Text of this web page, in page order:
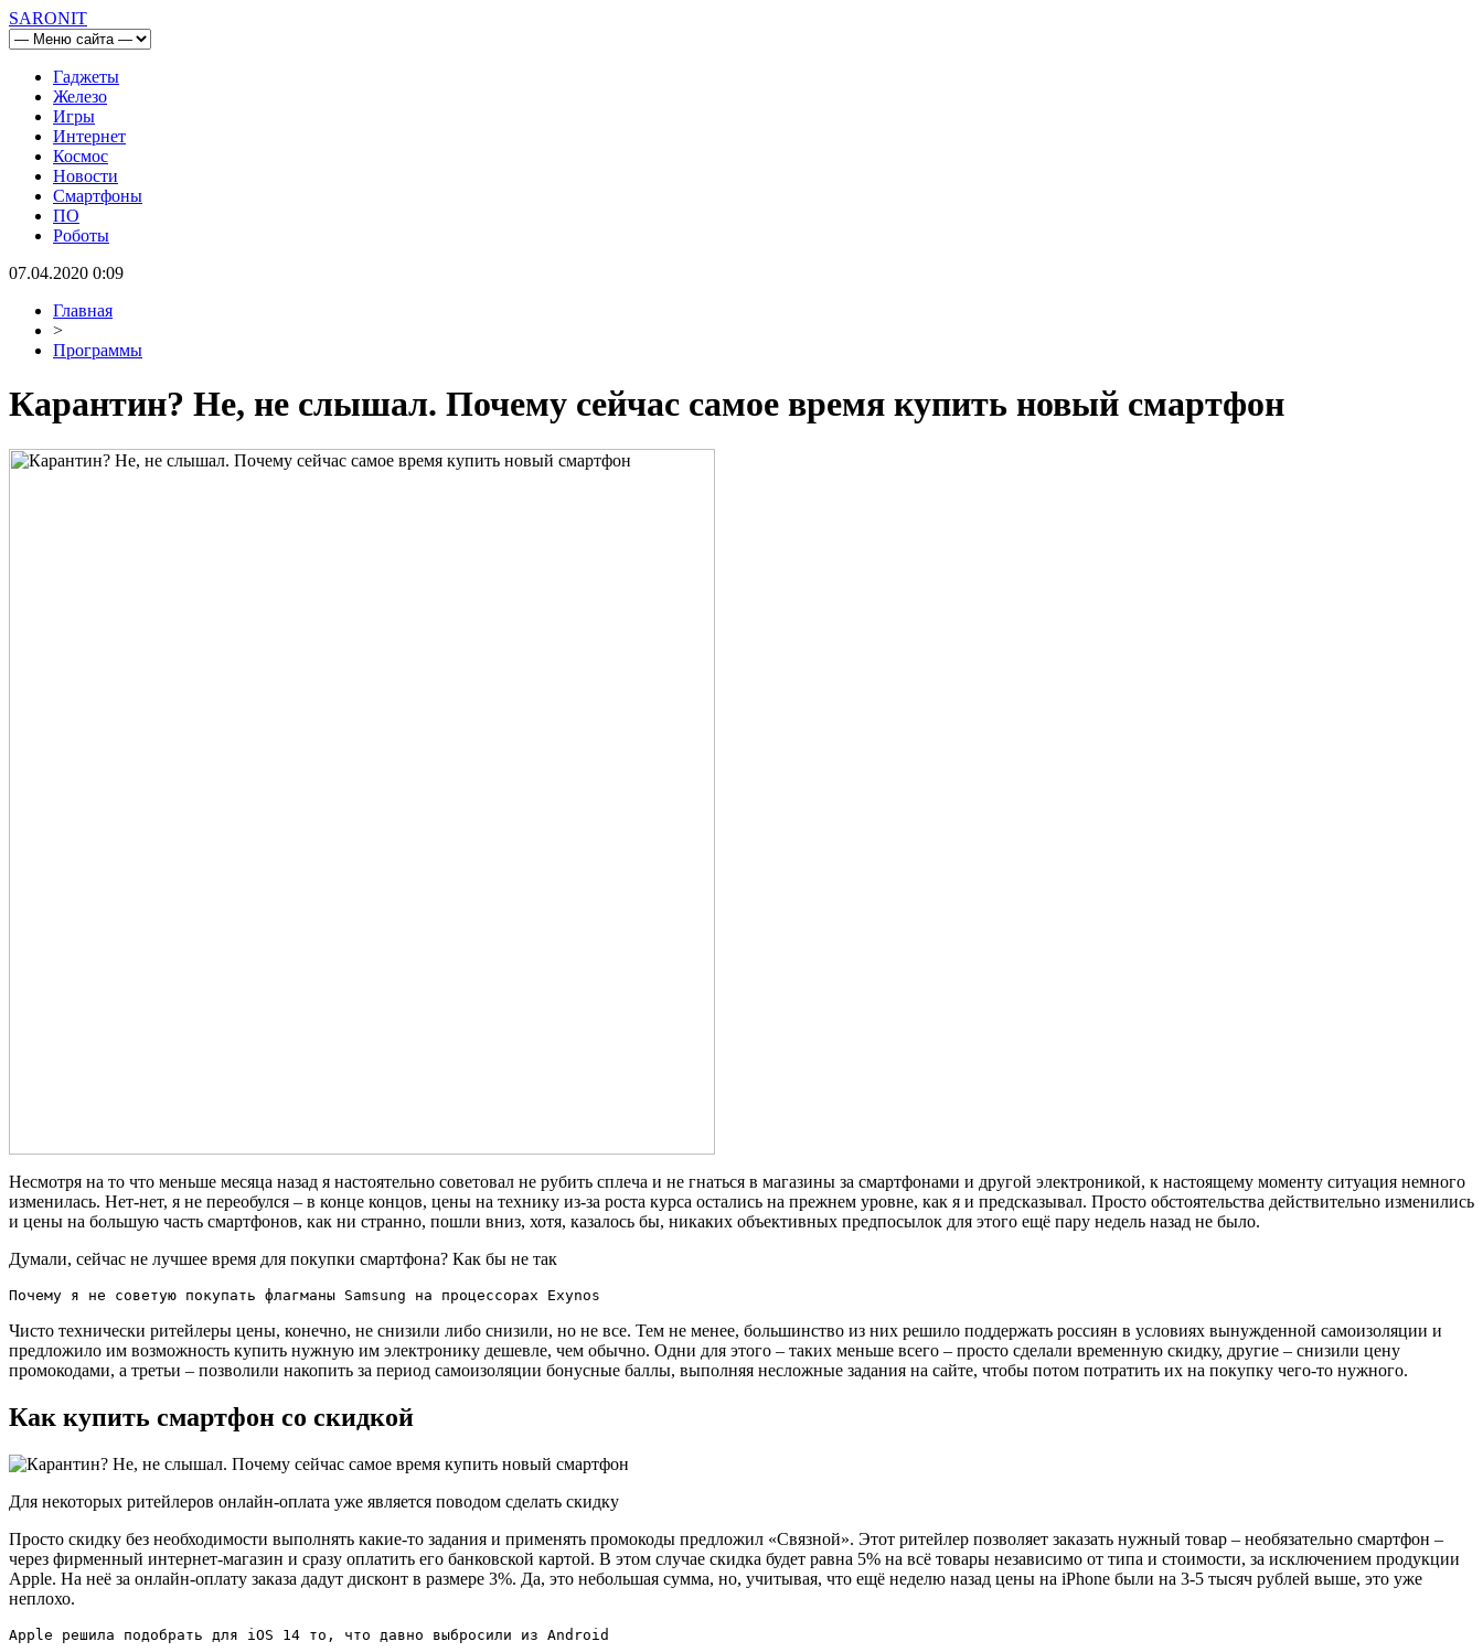
SARONIT
Гаджеты
Железо
Игры
Интернет
Космос
Новости
Смартфоны
ПО
Роботы
07.04.2020 0:09
Главная
>
Программы
Карантин? Не, не слышал. Почему сейчас самое время купить новый смартфон
Несмотря на то что меньше месяца назад я настоятельно советовал не рубить сплеча и не гнаться в магазины за смартфонами и другой электроникой, к настоящему моменту ситуация немного
изменилась. Нет-нет, я не переобулся – в конце концов, цены на технику из-за роста курса остались на прежнем уровне, как я и предсказывал. Просто обстоятельства действительно изменились
и цены на большую часть смартфонов, как ни странно, пошли вниз, хотя, казалось бы, никаких объективных предпосылок для этого ещё пару недель назад не было.
Думали, сейчас не лучшее время для покупки смартфона? Как бы не так
Почему я не советую покупать флагманы Samsung на процессорах Exynos
Чисто технически ритейлеры цены, конечно, не снизили либо снизили, но не все. Тем не менее, большинство из них решило поддержать россиян в условиях вынужденной самоизоляции и
предложило им возможность купить нужную им электронику дешевле, чем обычно. Одни для этого – таких меньше всего – просто сделали временную скидку, другие – снизили цену
промокодами, а третьи – позволили накопить за период самоизоляции бонусные баллы, выполняя несложные задания на сайте, чтобы потом потратить их на покупку чего-то нужного.
Как купить смартфон со скидкой
Для некоторых ритейлеров онлайн-оплата уже является поводом сделать скидку
Просто скидку без необходимости выполнять какие-то задания и применять промокоды предложил «Связной». Этот ритейлер позволяет заказать нужный товар – необязательно смартфон –
через фирменный интернет-магазин и сразу оплатить его банковской картой. В этом случае скидка будет равна 5% на всё товары независимо от типа и стоимости, за исключением продукции
Apple. На неё за онлайн-оплату заказа дадут дисконт в размере 3%. Да, это небольшая сумма, но, учитывая, что ещё неделю назад цены на iPhone были на 3-5 тысяч рублей выше, это уже
неплохо.
Apple решила подобрать для iOS 14 то, что давно выбросили из Android